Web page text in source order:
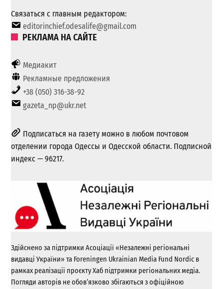
Связаться с главным редактором:
editorinchief.odesalife@gmail.com
РЕКЛАМА НА САЙТЕ
Медиакит
Рекламные предложения
+38 (050) 316-38-92
gazeta_np@ukr.net
Подписаться на газету можно в любом почтовом
отделении города Одессы и Одесской области. Подписной
индекс — 96217.
Здійснено за підтримки Асоціації «Незалежні регіональні
видавці України» та Foreningen Ukrainian Media Fund Nordic в
рамках реалізації проєкту Хаб підтримки регіональних медіа.
Погляди авторів не обов’язково збігаються з офіційною